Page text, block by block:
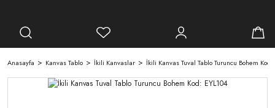
Anasayfa Kanvas Tablo İkili Kanvaslar İkili Kanvas Tuval Tablo Turuncu Bohem Kod: